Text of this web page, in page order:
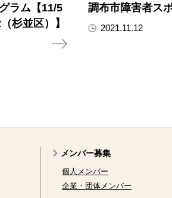
ラム【11/5
杉並区）】
調布市障害者ス
2021.11.12
メンバー募集
個人メンバー
企業・団体メンバー